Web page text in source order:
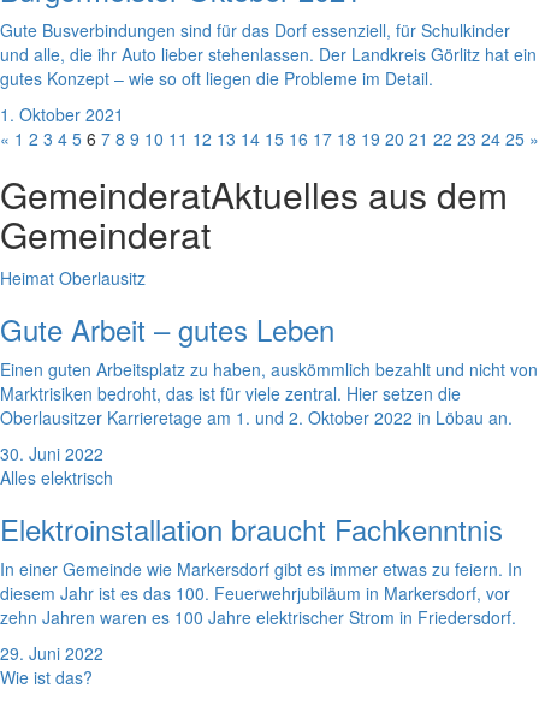
Gute Busverbindungen sind für das Dorf essenziell, für Schulkinder
und alle, die ihr Auto lieber stehenlassen. Der Landkreis Görlitz hat ein
gutes Konzept – wie so oft liegen die Probleme im Detail.
1. Oktober 2021
« 1 2 3 4 5 6 7 8 9 10 11 12 13 14 15 16 17 18 19 20 21 22 23 24 25 »
GemeinderatAktuelles aus dem
Gemeinderat
Heimat Oberlausitz
Gute Arbeit – gutes Leben
Einen guten Arbeitsplatz zu haben, auskömmlich bezahlt und nicht von
Marktrisiken bedroht, das ist für viele zentral. Hier setzen die
Oberlausitzer Karrieretage am 1. und 2. Oktober 2022 in Löbau an.
30. Juni 2022
Alles elektrisch
Elektroinstallation braucht Fachkenntnis
In einer Gemeinde wie Markersdorf gibt es immer etwas zu feiern. In
diesem Jahr ist es das 100. Feuerwehrjubiläum in Markersdorf, vor
zehn Jahren waren es 100 Jahre elektrischer Strom in Friedersdorf.
29. Juni 2022
Wie ist das?